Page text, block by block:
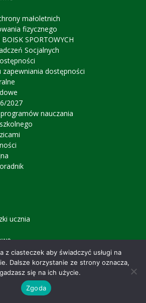
małoletnich
fizycznego
SPORTOWYCH
Socjalnych
zapewniania dostępności
2027
nauczania
ucznia
szkolny
z ciasteczek aby świadczyć usługi na
Dalsze korzystanie ze strony oznacza,
się na ich użycie.
Zgoda